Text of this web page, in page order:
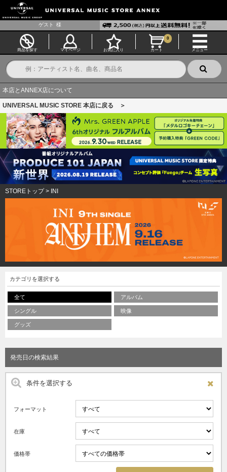
ゲスト 様
商品を探す マイページ お気に入り カート
0
メニュー
本店とANNEX店について
UNIVERSAL MUSIC STORE 本店に戻る ＞
STOREトップ> INI
カテゴリを選択する
全て アルバム
シングル 映像
グッズ
発売日の検索結果
条件を選択する
フォーマット
在庫
価格帯